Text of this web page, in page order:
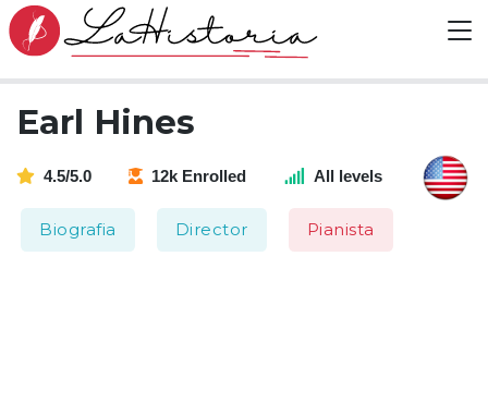
Earl Hines
4.5/5.0 12k Enrolled All levels
Biografia Director Pianista